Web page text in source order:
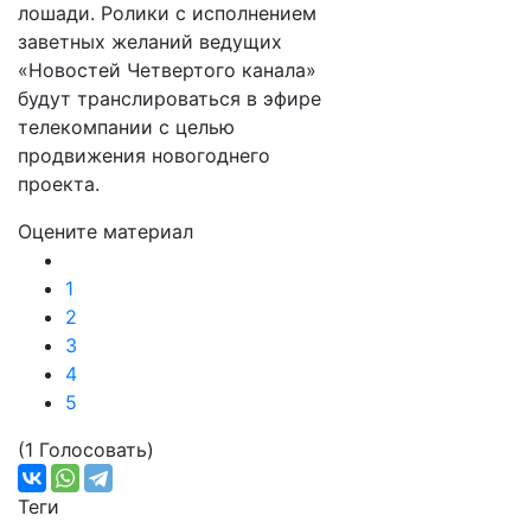
лошади. Ролики с исполнением
заветных желаний ведущих
«Новостей Четвертого канала»
будут транслироваться в эфире
телекомпании с целью
продвижения новогоднего
проекта.
Оцените материал
1
2
3
4
5
(1 Голосовать)
Теги